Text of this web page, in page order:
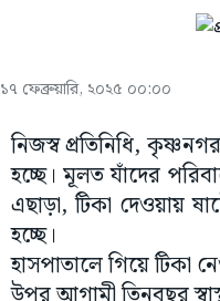
১৭ ফেব্রুয়ারি, ২০২৫ ০০:০০
নিজস্ব প্রতিনিধি,
হচ্ছে।‌ মূলত যাঁদের
এছাড়া, টিকা দেওয়ায়
হচ্ছে।
হাসপাতালে গিয়ে টিকা